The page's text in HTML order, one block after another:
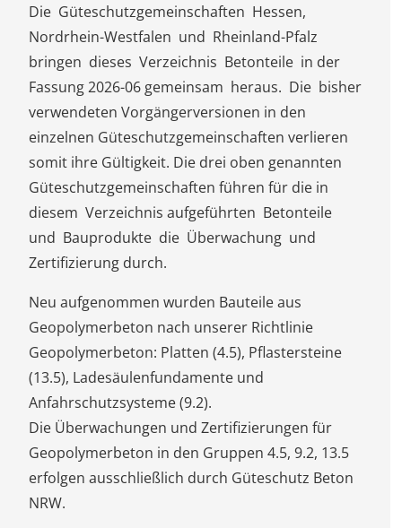
Die Güteschutzgemeinschaften Hessen,
Nordrhein-Westfalen und Rheinland-Pfalz
bringen dieses Verzeichnis Betonteile in der
Fassung 2026-06 gemeinsam heraus. Die bisher
verwendeten Vorgängerversionen in den
einzelnen Güteschutzgemeinschaften verlieren
somit ihre Gültigkeit. Die drei oben genannten
Güteschutzgemeinschaften führen für die in
diesem Verzeichnis aufgeführten Betonteile
und Bauprodukte die Überwachung und
Zertifizierung durch.
Neu aufgenommen wurden Bauteile aus
Geopolymerbeton nach unserer Richtlinie
Geopolymerbeton: Platten (4.5), Pflastersteine
(13.5), Ladesäulenfundamente und
Anfahrschutzsysteme (9.2).
Die Überwachungen und Zertifizierungen für
Geopolymerbeton in den Gruppen 4.5, 9.2, 13.5
erfolgen ausschließlich durch Güteschutz Beton
NRW.